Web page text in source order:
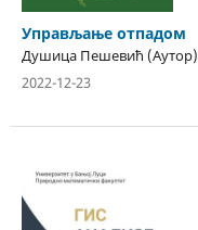
Управљање отпадом
Душица Пешевић (Аутор)
2022-12-23